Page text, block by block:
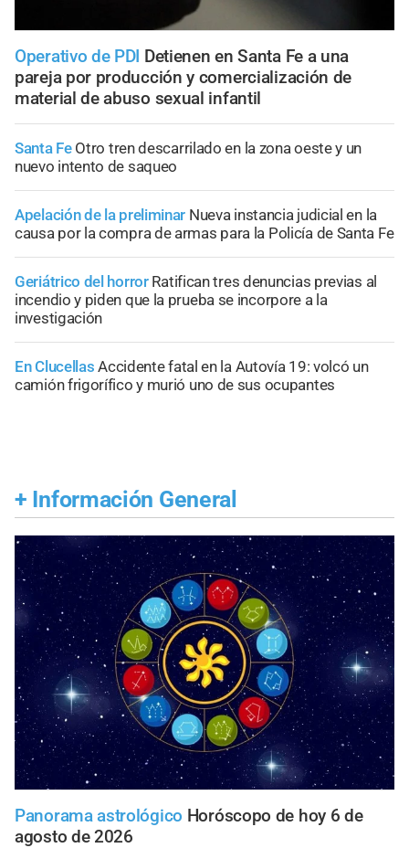
Operativo de PDI Detienen en Santa Fe a una
pareja por producción y comercialización de
material de abuso sexual infantil
Santa Fe Otro tren descarrilado en la zona oeste y un
nuevo intento de saqueo
Apelación de la preliminar Nueva instancia judicial en la
causa por la compra de armas para la Policía de Santa Fe
Geriátrico del horror Ratifican tres denuncias previas al
incendio y piden que la prueba se incorpore a la
investigación
En Clucellas Accidente fatal en la Autovía 19: volcó un
camión frigorífico y murió uno de sus ocupantes
+ Información General
Panorama astrológico Horóscopo de hoy 6 de
agosto de 2026